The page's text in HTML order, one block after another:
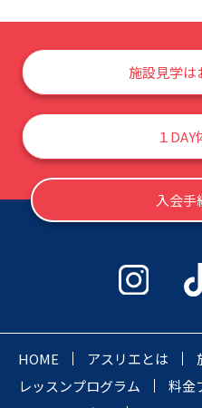
施設見学は
１DAY
入会手
HOME アスリエとは
レッスンプログラム
料金